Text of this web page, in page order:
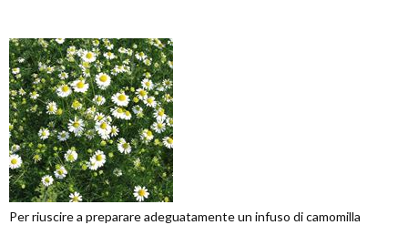
Per riuscire a preparare adeguatamente un infuso di camomilla